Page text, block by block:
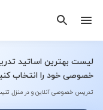
لیست بهترین اساتید
خصوصی خود را انتخاب
تدریس خصوصی آنلاین و در منزل